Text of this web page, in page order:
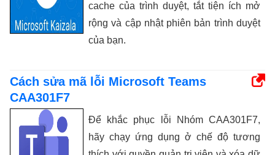
cache của trình duyệt, tắt tiện ích mở
rộng và cập nhật phiên bản trình duyệt
của bạn.
Cách sửa mã lỗi Microsoft Teams
CAA301F7
Để khắc phục lỗi Nhóm CAA301F7,
hãy chạy ứng dụng ở chế độ tương